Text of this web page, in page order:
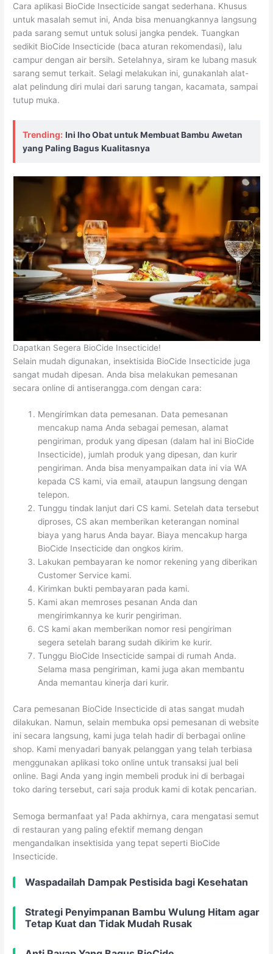
Cara aplikasi BioCide Insecticide sangat sederhana. Khusus
untuk masalah semut ini, Anda bisa menuangkannya langsung
pada sarang semut untuk solusi jangka pendek. Tuangkan
sedikit BioCide Insecticide (baca aturan rekomendasi), lalu
campur dengan air bersih. Setelahnya, siram ke lubang masuk
sarang semut terkait. Selagi melakukan ini, gunakanlah alat-
alat pelindung diri mulai dari sarung tangan, kacamata, sampai
tutup muka.
Trending: Ini lho Obat untuk Membuat Bambu Awetan
yang Paling Bagus Kualitasnya
Dapatkan Segera BioCide Insecticide!
Selain mudah digunakan, insektisida BioCide Insecticide juga
sangat mudah dipesan. Anda bisa melakukan pemesanan
secara online di antiserangga.com dengan cara:
Mengirimkan data pemesanan. Data pemesanan
mencakup nama Anda sebagai pemesan, alamat
pengiriman, produk yang dipesan (dalam hal ini BioCide
Insecticide), jumlah produk yang dipesan, dan kurir
pengiriman. Anda bisa menyampaikan data ini via WA
kepada CS kami, via email, ataupun langsung dengan
telepon.
Tunggu tindak lanjut dari CS kami. Setelah data tersebut
diproses, CS akan memberikan keterangan nominal
biaya yang harus Anda bayar. Biaya mencakup harga
BioCide Insecticide dan ongkos kirim.
Lakukan pembayaran ke nomor rekening yang diberikan
Customer Service kami.
Kirimkan bukti pembayaran pada kami.
Kami akan memroses pesanan Anda dan
mengirimkannya ke kurir pengiriman.
CS kami akan memberikan nomor resi pengiriman
segera setelah barang sudah dikirim ke kurir.
Tunggu BioCide Insecticide sampai di rumah Anda.
Selama masa pengiriman, kami juga akan membantu
Anda memantau kinerja dari kurir.
Cara pemesanan BioCide Insecticide di atas sangat mudah
dilakukan. Namun, selain membuka opsi pemesanan di website
ini secara langsung, kami juga telah hadir di berbagai online
shop. Kami menyadari banyak pelanggan yang telah terbiasa
menggunakan aplikasi toko online untuk transaksi jual beli
online. Bagi Anda yang ingin membeli produk ini di berbagai
toko daring tersebut, cari saja produk kami di kotak pencarian.
Semoga bermanfaat ya! Pada akhirnya, cara mengatasi semut
di restauran yang paling efektif memang dengan
mengandalkan insektisida yang tepat seperti BioCide
Insecticide.
Waspadailah Dampak Pestisida bagi Kesehatan
Strategi Penyimpanan Bambu Wulung Hitam agar
Tetap Kuat dan Tidak Mudah Rusak